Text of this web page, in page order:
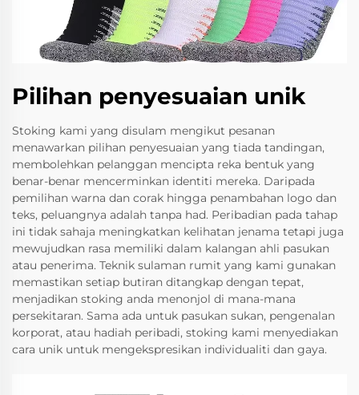
Pilihan penyesuaian unik
Stoking kami yang disulam mengikut pesanan
menawarkan pilihan penyesuaian yang tiada tandingan,
membolehkan pelanggan mencipta reka bentuk yang
benar-benar mencerminkan identiti mereka. Daripada
pemilihan warna dan corak hingga penambahan logo dan
teks, peluangnya adalah tanpa had. Peribadian pada tahap
ini tidak sahaja meningkatkan kelihatan jenama tetapi juga
mewujudkan rasa memiliki dalam kalangan ahli pasukan
atau penerima. Teknik sulaman rumit yang kami gunakan
memastikan setiap butiran ditangkap dengan tepat,
menjadikan stoking anda menonjol di mana-mana
persekitaran. Sama ada untuk pasukan sukan, pengenalan
korporat, atau hadiah peribadi, stoking kami menyediakan
cara unik untuk mengekspresikan individualiti dan gaya.